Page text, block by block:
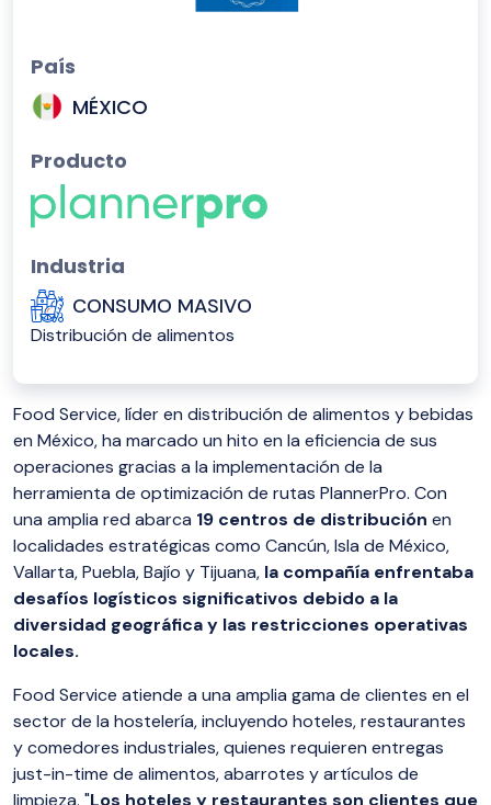
País
MÉXICO
Producto
Industria
CONSUMO MASIVO
Distribución de alimentos
Food Service, líder en distribución de alimentos y bebidas
en México, ha marcado un hito en la eficiencia de sus
operaciones gracias a la implementación de la
herramienta de optimización de rutas PlannerPro. Con
una amplia red abarca 19 centros de distribución en
localidades estratégicas como Cancún, Isla de México,
Vallarta, Puebla, Bajío y Tijuana, la compañía enfrentaba
desafíos logísticos significativos debido a la
diversidad geográfica y las restricciones operativas
locales.
Food Service atiende a una amplia gama de clientes en el
sector de la hostelería, incluyendo hoteles, restaurantes
y comedores industriales, quienes requieren entregas
just-in-time de alimentos, abarrotes y artículos de
limpieza. "Los hoteles y restaurantes son clientes que